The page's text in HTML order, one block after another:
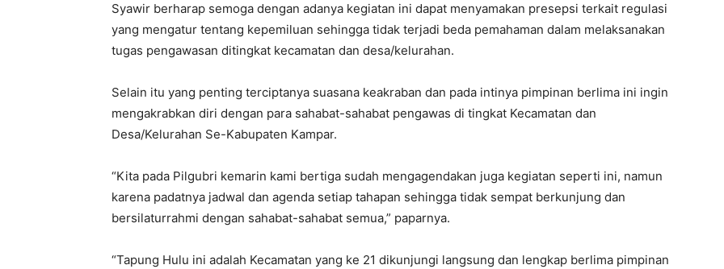
Syawir berharap semoga dengan adanya kegiatan ini dapat menyamakan presepsi terkait regulasi
yang mengatur tentang kepemiluan sehingga tidak terjadi beda pemahaman dalam melaksanakan
tugas pengawasan ditingkat kecamatan dan desa/kelurahan.
Selain itu yang penting terciptanya suasana keakraban dan pada intinya pimpinan berlima ini ingin
mengakrabkan diri dengan para sahabat-sahabat pengawas di tingkat Kecamatan dan
Desa/Kelurahan Se-Kabupaten Kampar.
“Kita pada Pilgubri kemarin kami bertiga sudah mengagendakan juga kegiatan seperti ini, namun
karena padatnya jadwal dan agenda setiap tahapan sehingga tidak sempat berkunjung dan
bersilaturrahmi dengan sahabat-sahabat semua,” paparnya.
“Tapung Hulu ini adalah Kecamatan yang ke 21 dikunjungi langsung dan lengkap berlima pimpinan